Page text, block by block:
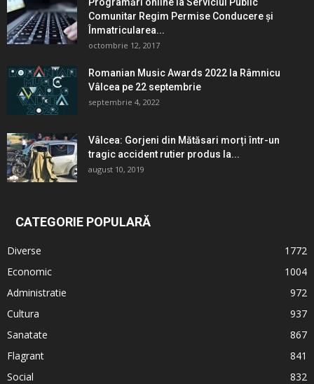
Comunitar Regim Permise Conducere şi
Înmatricularea...
octombrie 12, 2017
Romanian Music Awards 2022 la Râmnicu
Vâlcea pe 22 septembrie
septembrie 4, 2022
Vâlcea: Gorjeni din Mătăsari morți într-un
tragic accident rutier produs la...
august 10, 2019
CATEGORIE POPULARĂ
Diverse
1772
Economic
1004
Administratie
972
Cultura
937
Sanatate
867
Flagrant
841
Social
832